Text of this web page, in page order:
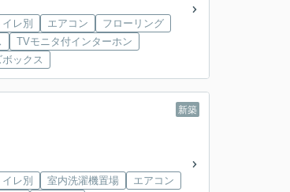
レ別 エアコン
フローリング
TVモニタ付インターホン
ックス
新築
レ別 室内洗濯機置場
エアコン